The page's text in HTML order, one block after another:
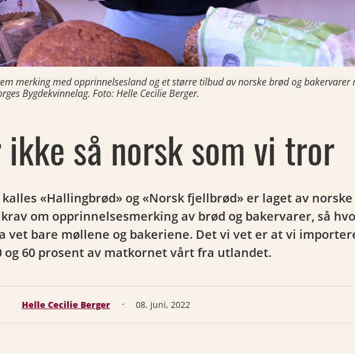
merking med opprinnelsesland og et større tilbud av norske brød og bakervarer
Bygdekvinnelag. Foto: Helle Cecilie Berger.
så norsk som vi tror
«Hallingbrød» og «Norsk fjellbrød» er laget av norske
om opprinnelsesmerking av brød og bakervarer, så
vet bare møllene og bakeriene. Det vi vet er at vi
og 60 prosent av matkornet vårt fra utlandet.
Helle Cecilie Berger · 08. juni, 2022